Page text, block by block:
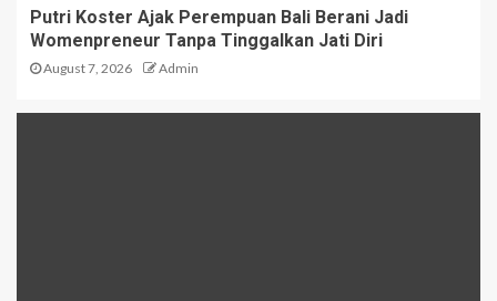
Putri Koster Ajak Perempuan Bali Berani Jadi
Womenpreneur Tanpa Tinggalkan Jati Diri
August 7, 2026 Admin